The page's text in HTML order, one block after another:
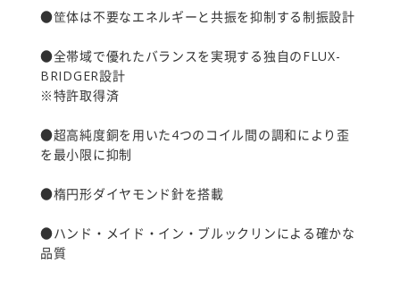
●筐体は不要なエネルギーと共振を抑制する制振設計
●全帯域で優れたバランスを実現する独自のFLUX-
BRIDGER設計
※特許取得済
●超高純度銅を用いた4つのコイル間の調和により歪
を最小限に抑制
●楕円形ダイヤモンド針を搭載
●ハンド・メイド・イン・ブルックリンによる確かな
品質